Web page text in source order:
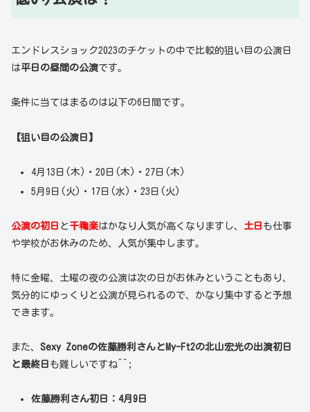
エンドレスショック2023のチケットの中で比較的狙い目の公演日
は平日の昼間の公演です。
条件に当てはまるのは以下の6日間です。
【狙い目の公演日】
4月13日(木)・20日(木)・27日(木)
5月9日(火)・17日(水)・23日(火)
公演の初日 と 千穐楽はかなり人気が高くなりますし、 土日 も仕事
や学校がお休みのため、人気が集中します。
特に金曜、土曜の夜の公演は次の日がお休みということもあり、
気分的にゆっくりと公演が見られるので、かなり集中すると予想
できます。
また、 Sexy Zoneの佐藤勝利さんとMy-Ft2の北山宏光の出演初日
と最終日 も難しいですね^^;
佐藤勝利さん初日：4月9日